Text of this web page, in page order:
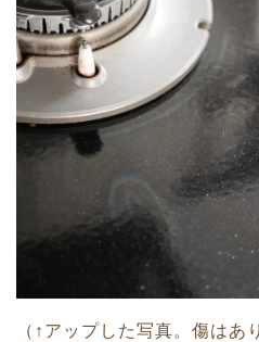
（↑アップした写真。傷は